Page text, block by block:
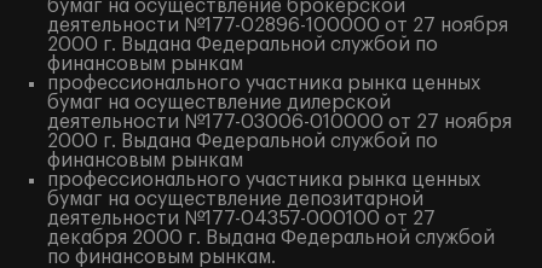
бумаг на осуществление брокерской
деятельности №177-02896-100000 от 27 ноября
2000 г. Выдана Федеральной службой по
финансовым рынкам
профессионального участника рынка ценных
бумаг на осуществление дилерской
деятельности №177-03006-010000 от 27 ноября
2000 г. Выдана Федеральной службой по
финансовым рынкам
профессионального участника рынка ценных
бумаг на осуществление депозитарной
деятельности №177-04357-000100 от 27
декабря 2000 г. Выдана Федеральной службой
по финансовым рынкам.